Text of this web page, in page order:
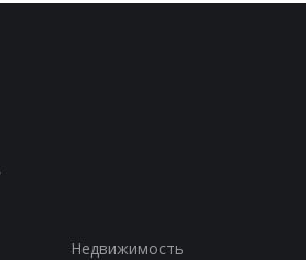
Недвижимость